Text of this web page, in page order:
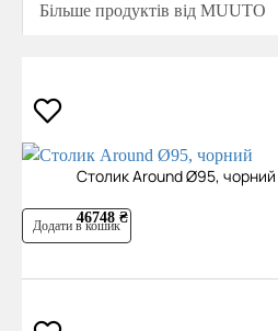
Більше продуктів від MUUTO
Cтолик Around Ø95, чорний
46748 ₴
Додати в кошик